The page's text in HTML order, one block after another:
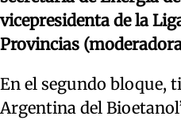
vicepresidenta de la
Provincias
En el segundo bloque,
Argentina del